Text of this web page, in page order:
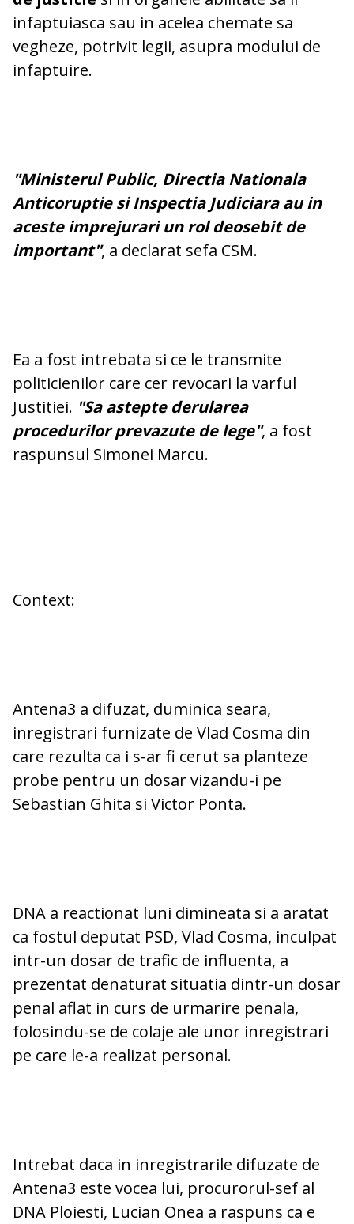
infaptuiasca sau in acelea chemate sa
vegheze, potrivit legii, asupra modului de
infaptuire.
"Ministerul Public, Directia Nationala
Anticoruptie si Inspectia Judiciara au in
aceste imprejurari un rol deosebit de
important", a declarat sefa CSM.
Ea a fost intrebata si ce le transmite
politicienilor care cer revocari la varful
Justitiei. "Sa astepte derularea
procedurilor prevazute de lege", a fost
raspunsul Simonei Marcu.
Context:
Antena3 a difuzat, duminica seara,
inregistrari furnizate de Vlad Cosma din
care rezulta ca i s-ar fi cerut sa planteze
probe pentru un dosar vizandu-i pe
Sebastian Ghita si Victor Ponta.
DNA a reactionat luni dimineata si a aratat
ca fostul deputat PSD, Vlad Cosma, inculpat
intr-un dosar de trafic de influenta, a
prezentat denaturat situatia dintr-un dosar
penal aflat in curs de urmarire penala,
folosindu-se de colaje ale unor inregistrari
pe care le-a realizat personal.
Intrebat daca in inregistrarile difuzate de
Antena3 este vocea lui, procurorul-sef al
DNA Ploiesti, Lucian Onea a raspuns ca e